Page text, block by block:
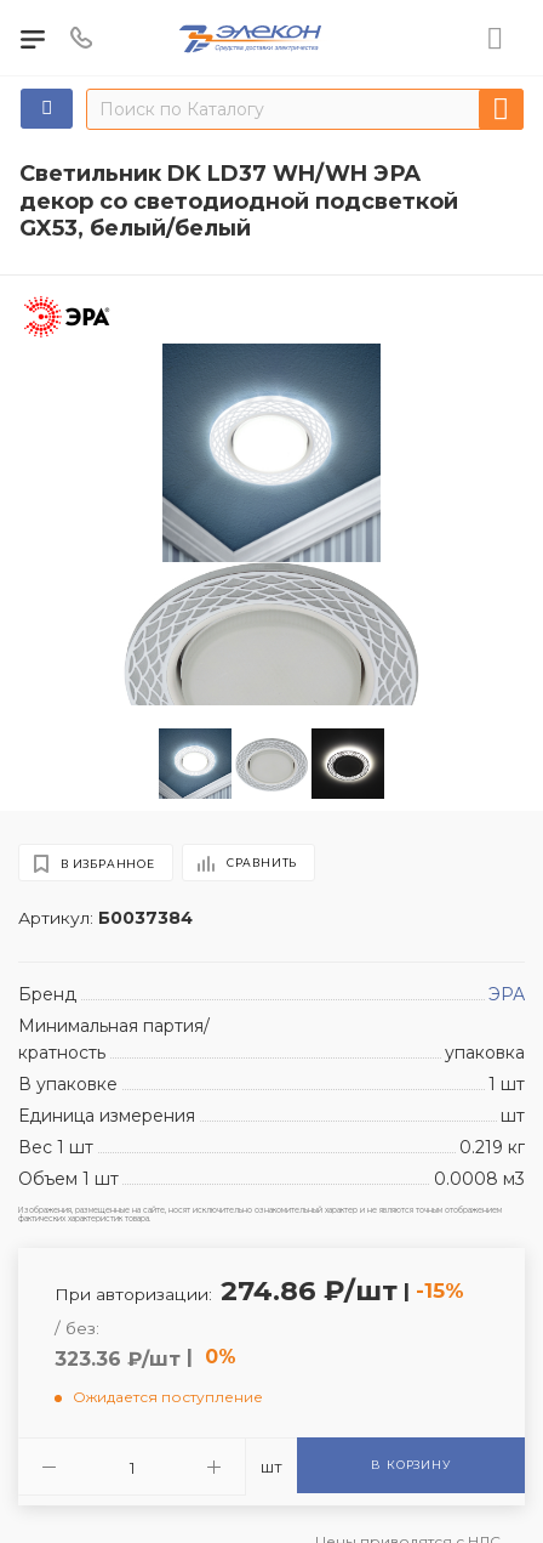
Светильник DK LD37 WH/WH ЭРА
декор cо светодиодной подсветкой
GX53, белый/белый
Артикул: Б0037384
В ИЗБРАННОЕ СРАВНИТЬ
Бренд
ЭРА
Минимальная партия/
кратность
упаковка
В упаковке
1 шт
Единица измерения
шт
Вес 1 шт
0.219 кг
Объем 1 шт
0.0008 м3
Изображения, размещенные на сайте, носят исключительно ознакомительный характер и не являются точным отображением
фактических характеристик товара.
При авторизации: 274.86 ₽/шт | -15%
/ без:
323.36 ₽/шт 0%
Ожидается поступление
шт В КОРЗИНУ